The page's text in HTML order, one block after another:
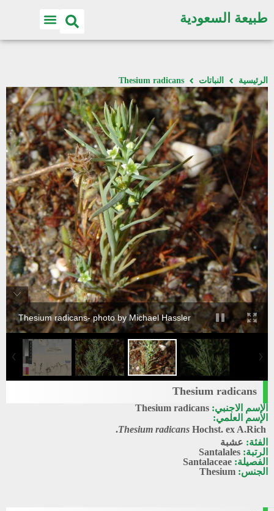
طبيعة السعودية
الرئيسية النباتات Thesium radicans
Thesium radicans- photo by Michael Hassler
Thesium radicans
الإسم الاجنبي: Thesium radicans
الإسم العلمي:
Thesium radicans Hochst. ex A.Rich.
الفئة: عشبة
الرتبة: Santalales
الفصيلة: Santalaceae
الجنس: Thesium